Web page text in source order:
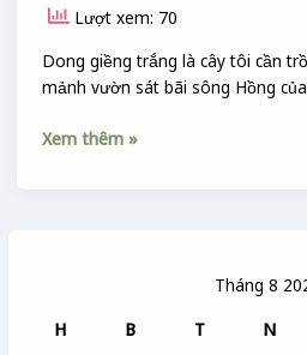
Tháng 8
H
B T N
Lượt xem: 70
Dong giềng trắng là cây tôi cần
mảnh vườn sát bãi sông Hồng của
Xem thêm »